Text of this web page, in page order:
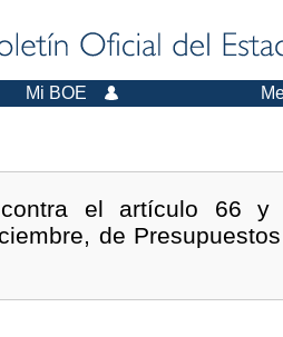
Mi BOE
contra el artículo 66 y
de